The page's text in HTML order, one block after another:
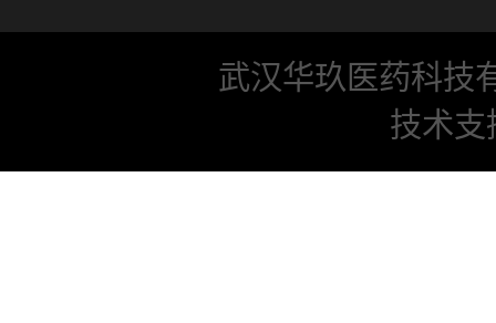
武汉华玖医药科技
技术